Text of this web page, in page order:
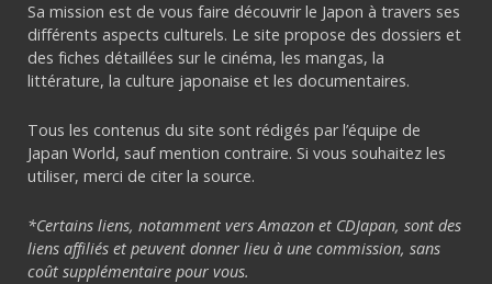
Sa mission est de vous faire découvrir le Japon à travers ses
différents aspects culturels. Le site propose des dossiers et
des fiches détaillées sur le cinéma, les mangas, la
littérature, la culture japonaise et les documentaires.
Tous les contenus du site sont rédigés par l’équipe de
Japan World, sauf mention contraire. Si vous souhaitez les
utiliser, merci de citer la source.
*Certains liens, notamment vers Amazon et CDJapan, sont des
liens affiliés et peuvent donner lieu à une commission, sans
coût supplémentaire pour vous.